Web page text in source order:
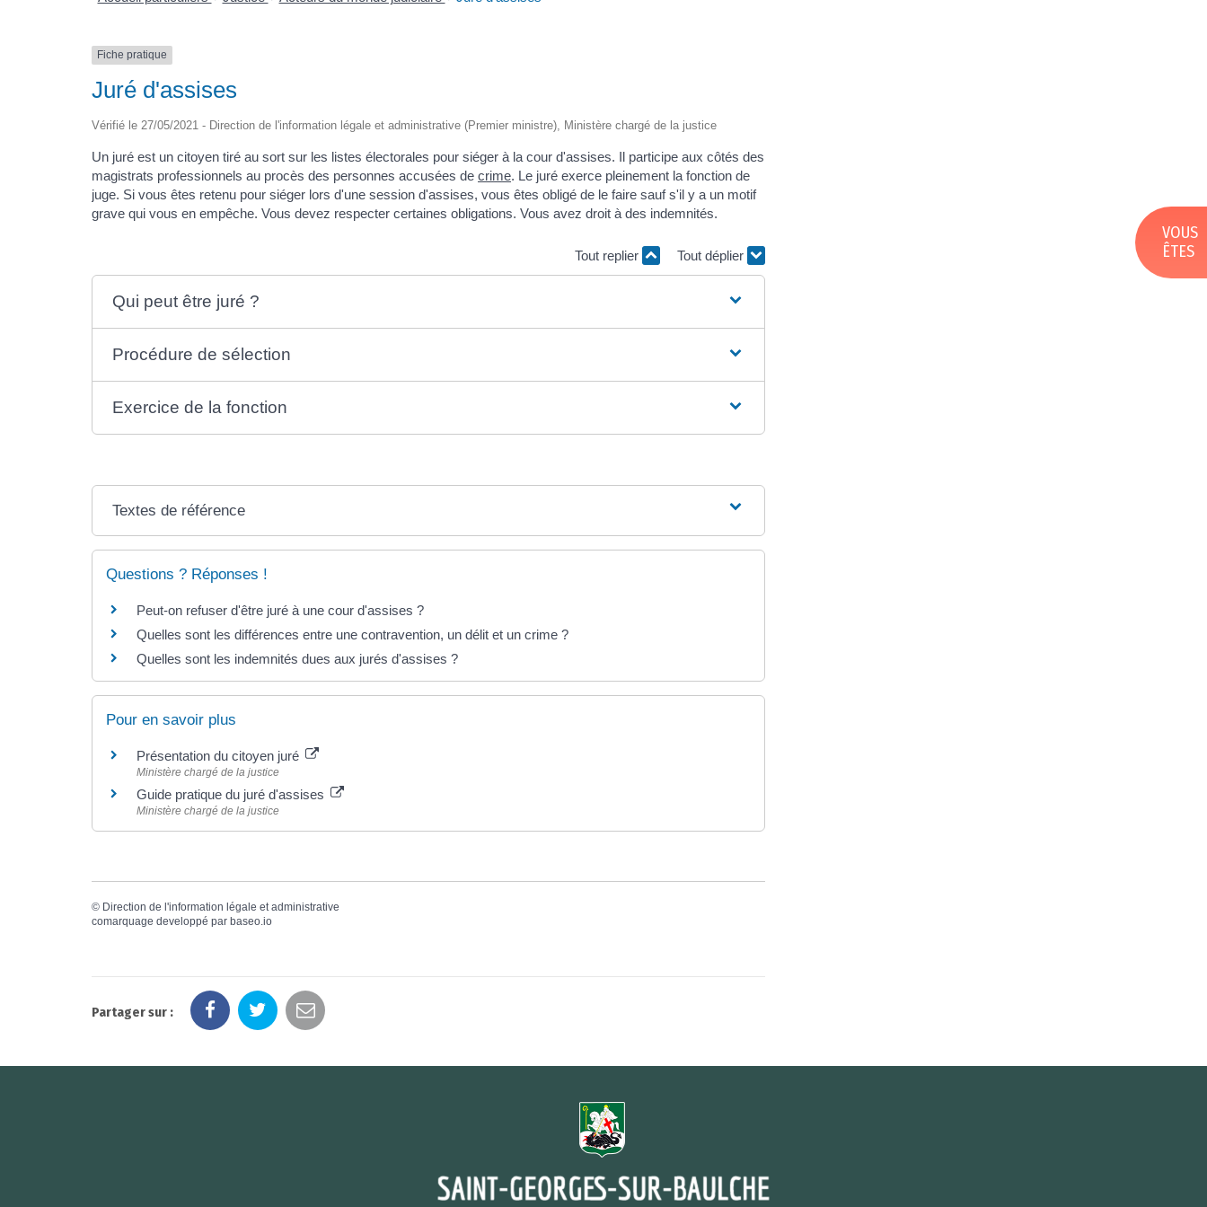
VOUS
ÊTES
Fiche pratique
Juré d'assises
Vérifié le 27/05/2021 - Direction de l'information légale et administrative (Premier ministre), Ministère chargé de la justice
Un juré est un citoyen tiré au sort sur les listes électorales pour siéger à la cour d'assises. Il participe aux côtés des
magistrats professionnels au procès des personnes accusées de crime. Le juré exerce pleinement la fonction de
juge. Si vous êtes retenu pour siéger lors d'une session d'assises, vous êtes obligé de le faire sauf s'il y a un motif
grave qui vous en empêche. Vous devez respecter certaines obligations. Vous avez droit à des indemnités.
Tout replier Tout déplier
Qui peut être juré ?
Procédure de sélection
Exercice de la fonction
Textes de référence
Questions ? Réponses !
Peut-on refuser d'être juré à une cour d'assises ?
Quelles sont les différences entre une contravention, un délit et un crime ?
Quelles sont les indemnités dues aux jurés d'assises ?
Pour en savoir plus
Présentation du citoyen juré
Ministère chargé de la justice
Guide pratique du juré d'assises
Ministère chargé de la justice
© Direction de l'information légale et administrative
comarquage developpé par baseo.io
Partager sur :